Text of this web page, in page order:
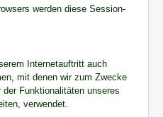
werden diese Session-
Internetauftritt auch
mit denen wir zum Zwecke
Funktionalitäten unseres
verwendet.